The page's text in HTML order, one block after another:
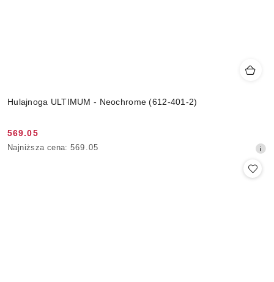
Hulajnoga ULTIMUM - Neochrome (612-401-2)
Cena
promocyjna:
569.05
Najniższa
Najniższa cena: 569.05